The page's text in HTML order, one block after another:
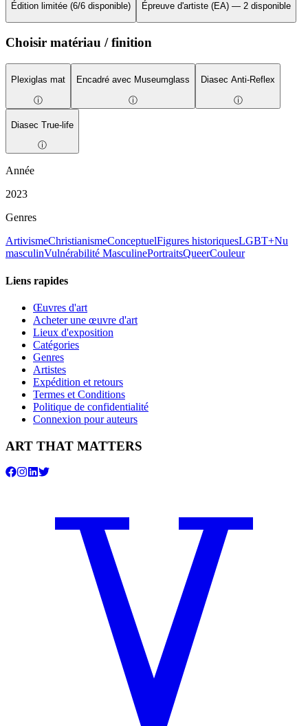
Édition limitée (6/6 disponible)
Épreuve d'artiste (EA) — 2 disponible
Choisir matériau / finition
Plexiglas mat
ⓘ
Encadré avec Museumglass
ⓘ
Diasec Anti-Reflex
ⓘ
Diasec True-life
ⓘ
Année
2023
Genres
ArtivismeChristianismeConceptuelFigures historiquesLGBT+Nu
masculinVulnérabilité MasculinePortraitsQueerCouleur
Liens rapides
Œuvres d'art
Acheter une œuvre d'art
Lieux d'exposition
Catégories
Genres
Artistes
Expédition et retours
Termes et Conditions
Politique de confidentialité
Connexion pour auteurs
ART THAT MATTERS